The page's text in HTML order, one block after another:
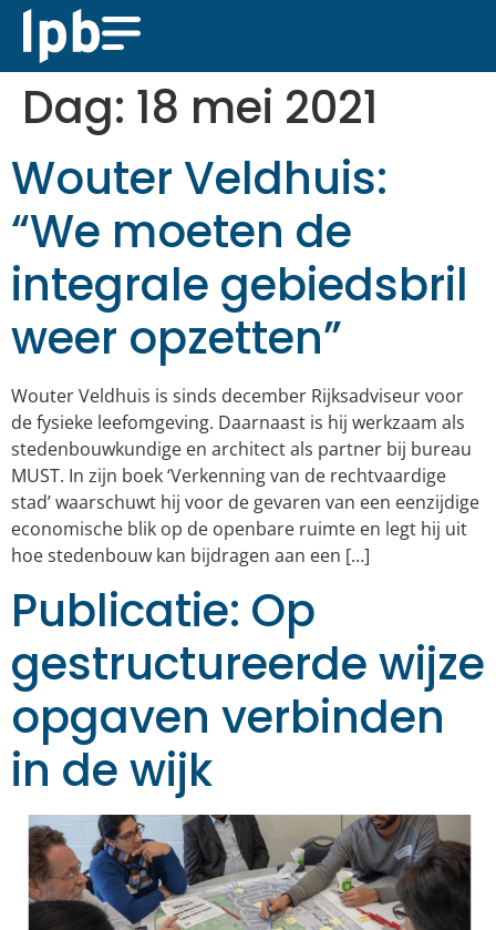
Dag: 18 mei 2021
Wouter Veldhuis:
“We moeten de
integrale gebiedsbril
weer opzetten”
Wouter Veldhuis is sinds december Rijksadviseur voor
de fysieke leefomgeving. Daarnaast is hij werkzaam als
stedenbouwkundige en architect als partner bij bureau
MUST. In zijn boek ‘Verkenning van de rechtvaardige
stad’ waarschuwt hij voor de gevaren van een eenzijdige
economische blik op de openbare ruimte en legt hij uit
hoe stedenbouw kan bijdragen aan een […]
Publicatie: Op
gestructureerde wijze
opgaven verbinden
in de wijk